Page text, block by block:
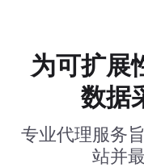
为可扩展
数据
专业代理服务
站并